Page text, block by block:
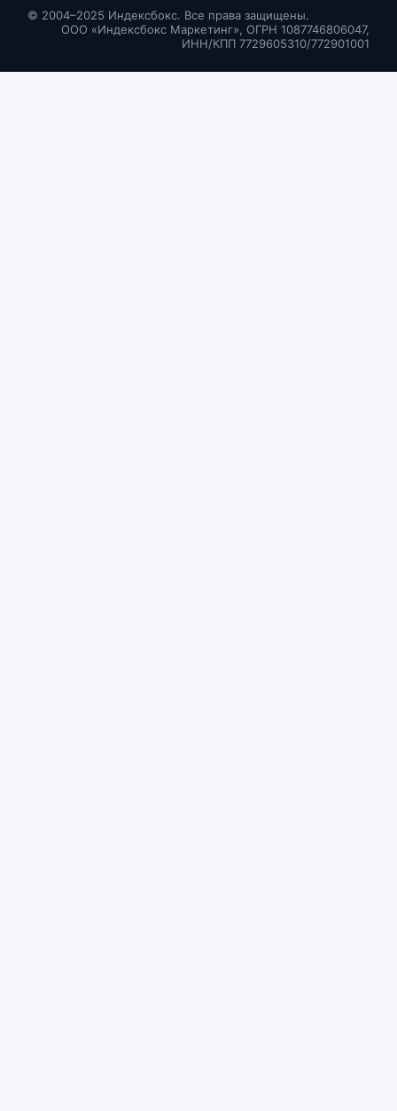
© 2004–2025 Индексбокс. Все права защищены.
ООО «Индексбокс Маркетинг», ОГРН 1087746806047,
ИНН/КПП 7729605310/772901001